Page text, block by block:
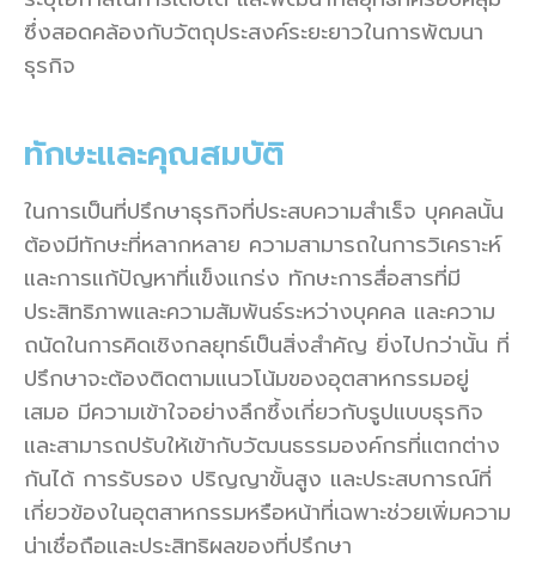
ซึ่งสอดคล้องกับวัตถุประสงค์ระยะยาวในการพัฒนา
ธุรกิจ
ทักษะและคุณสมบัติ
ในการเป็นที่ปรึกษาธุรกิจที่ประสบความสำเร็จ บุคคลนั้น
ต้องมีทักษะที่หลากหลาย ความสามารถในการวิเคราะห์
และการแก้ปัญหาที่แข็งแกร่ง ทักษะการสื่อสารที่มี
ประสิทธิภาพและความสัมพันธ์ระหว่างบุคคล และความ
ถนัดในการคิดเชิงกลยุทธ์เป็นสิ่งสำคัญ ยิ่งไปกว่านั้น ที่
ปรึกษาจะต้องติดตามแนวโน้มของอุตสาหกรรมอยู่
เสมอ มีความเข้าใจอย่างลึกซึ้งเกี่ยวกับรูปแบบธุรกิจ
และสามารถปรับให้เข้ากับวัฒนธรรมองค์กรที่แตกต่าง
กันได้ การรับรอง ปริญญาขั้นสูง และประสบการณ์ที่
เกี่ยวข้องในอุตสาหกรรมหรือหน้าที่เฉพาะช่วยเพิ่มความ
น่าเชื่อถือและประสิทธิผลของที่ปรึกษา